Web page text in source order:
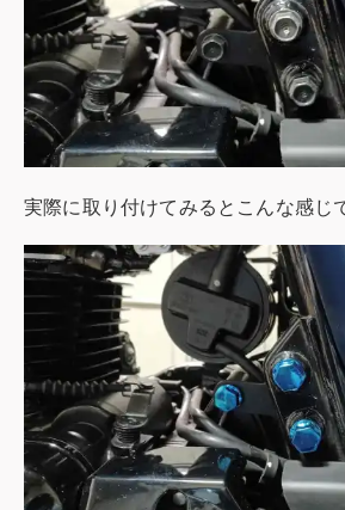
実際に取り付けてみるとこんな感じ